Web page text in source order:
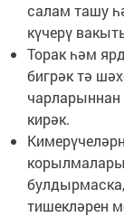
салам ташу
күчерү
Торак һәм
бигрәк тә
кирәк.
тишекләрен